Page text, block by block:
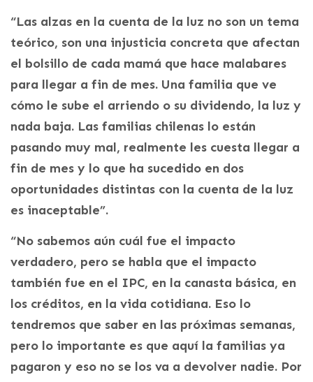
“Las alzas en la cuenta de la luz no son un tema
teórico, son una injusticia concreta que afectan
el bolsillo de cada mamá que hace malabares
para llegar a fin de mes. Una familia que ve
cómo le sube el arriendo o su dividendo, la luz y
nada baja. Las familias chilenas lo están
pasando muy mal, realmente les cuesta llegar a
fin de mes y lo que ha sucedido en dos
oportunidades distintas con la cuenta de la luz
es inaceptable”.
“No sabemos aún cuál fue el impacto
verdadero, pero se habla que el impacto
también fue en el IPC, en la canasta básica, en
los créditos, en la vida cotidiana. Eso lo
tendremos que saber en las próximas semanas,
pero lo importante es que aquí la familias ya
pagaron y eso no se los va a devolver nadie. Por